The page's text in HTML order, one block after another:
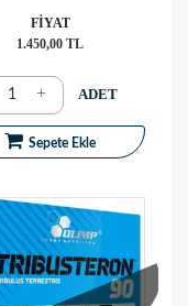
FİYAT
1.450,00 TL
+ ADET
Sepete Ekle